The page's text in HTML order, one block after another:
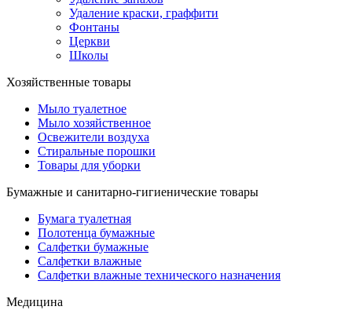
Удаление краски, граффити
Фонтаны
Церкви
Школы
Хозяйственные товары
Мыло туалетное
Мыло хозяйственное
Освежители воздуха
Стиральные порошки
Товары для уборки
Бумажные и санитарно-гигиенические товары
Бумага туалетная
Полотенца бумажные
Салфетки бумажные
Салфетки влажные
Салфетки влажные технического назначения
Медицина